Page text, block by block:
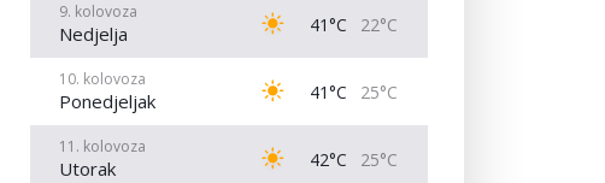
9. kolovoza
Nedjelja 41°C 22°C
10. kolovoza
Ponedjeljak 41°C 25°C
11. kolovoza
Utorak 42°C 25°C